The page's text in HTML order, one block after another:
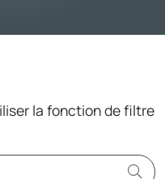
la fonction de filtre